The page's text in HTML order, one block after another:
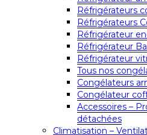
Réfrigérateurs
Réfrigérateurs
Réfrigérateur
Réfrigérateur
Réfrigérateur
Tous nos
Congélateurs
Congélateur
Accessoires –
détachées
Climatisation –